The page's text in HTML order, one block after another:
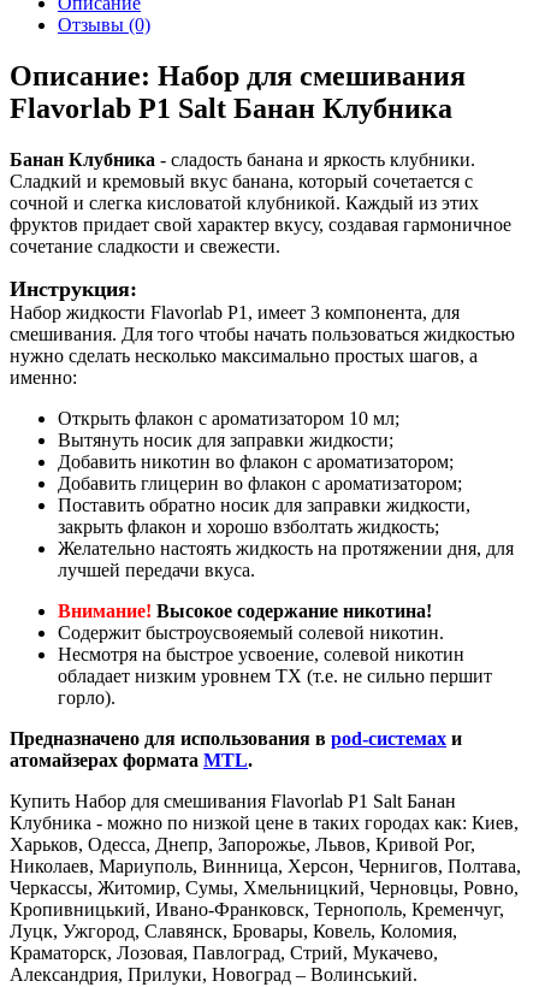
Отзывы (0)
Описание: Набор для смешивания
Flavorlab P1 Salt Банан Клубника
Банан Клубника - сладость банана и яркость клубники.
Сладкий и кремовый вкус банана, который сочетается с
сочной и слегка кисловатой клубникой. Каждый из этих
фруктов придает свой характер вкусу, создавая гармоничное
сочетание сладкости и свежести.
Инструкция:
Набор жидкости Flavorlab P1, имеет 3 компонента, для
смешивания. Для того чтобы начать пользоваться жидкостью
нужно сделать несколько максимально простых шагов, а
именно:
Открыть флакон с ароматизатором 10 мл;
Вытянуть носик для заправки жидкости;
Добавить никотин во флакон с ароматизатором;
Добавить глицерин во флакон с ароматизатором;
Поставить обратно носик для заправки жидкости,
закрыть флакон и хорошо взболтать жидкость;
Желательно настоять жидкость на протяжении дня, для
лучшей передачи вкуса.
Внимание! Высокое содержание никотина!
Содержит быстроусвояемый солевой никотин.
Несмотря на быстрое усвоение, солевой никотин
обладает низким уровнем ТХ (т.е. не сильно першит
горло).
Предназначено для использования в pod-системах и
атомайзерах формата MTL.
Купить Набор для смешивания Flavorlab P1 Salt Банан
Клубника - можно по низкой цене в таких городах как: Киев,
Харьков, Одесса, Днепр, Запорожье, Львов, Кривой Рог,
Николаев, Мариуполь, Винница, Херсон, Чернигов, Полтава,
Черкассы, Житомир, Сумы, Хмельницкий, Черновцы, Ровно,
Кропивницький, Ивано-Франковск, Тернополь, Кременчуг,
Луцк, Ужгород, Славянск, Бровары, Ковель, Коломия,
Краматорск, Лозовая, Павлоград, Стрий, Мукачево,
Александрия, Прилуки, Новоград – Волинський.